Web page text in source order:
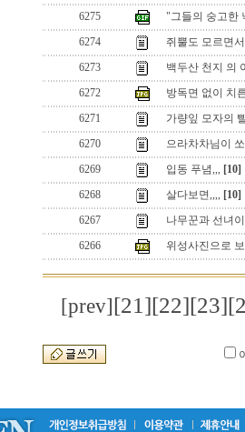
6275
"그들의 숭고한
6274
쥐뿔도 모르면서
6273
백두산 천지 의
6272
방독면 없이 치
6271
가량잎 모자의
6270
으라차차님이
6269
입동 푸념,,, [10]
6268
살다보면,,,, [10]
6267
나무꾼과 선녀
6266
위성사진으로
[prev][21][22][23]